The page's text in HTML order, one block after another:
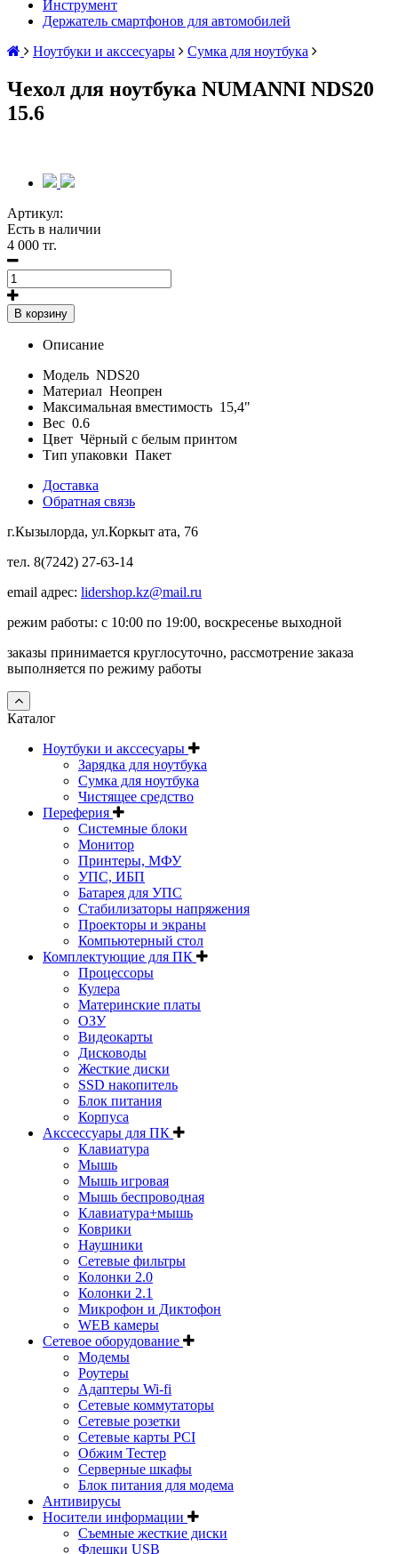
Инструмент
Держатель смартфонов для автомобилей
Ноутбуки и акссесуары
Сумка для ноутбука
Чехол для ноутбука NUMANNI NDS20
15.6
Артикул:
Есть в наличии
4 000 тг.
В корзину
Описание
Модель NDS20
Материал Неопрен
Максимальная вместимость 15,4"
Вес 0.6
Цвет Чёрный с белым принтом
Тип упаковки Пакет
Доставка
Обратная связь
г.Кызылорда, ул.Коркыт ата, 76
тел. 8(7242) 27-63-14
email адрес: lidershop.kz@mail.ru
режим работы: с 10:00 по 19:00, воскресенье выходной
заказы принимается круглосуточно, рассмотрение заказа
выполняется по режиму работы
Каталог
Ноутбуки и акссесуары
Зарядка для ноутбука
Сумка для ноутбука
Чистящее средство
Переферия
Системные блоки
Монитор
Принтеры, МФУ
УПС, ИБП
Батарея для УПС
Стабилизаторы напряжения
Проекторы и экраны
Компьютерный стол
Комплектующие для ПК
Процессоры
Кулера
Материнские платы
ОЗУ
Видеокарты
Дисководы
Жесткие диски
SSD накопитель
Блок питания
Корпуса
Акссессуары для ПК
Клавиатура
Мышь
Мышь игровая
Мышь беспроводная
Клавиатура+мышь
Коврики
Наушники
Сетевые фильтры
Колонки 2.0
Колонки 2.1
Микрофон и Диктофон
WEB камеры
Сетевое оборудование
Модемы
Роутеры
Адаптеры Wi-fi
Сетевые коммутаторы
Сетевые розетки
Сетевые карты PCI
Обжим Тестер
Серверные шкафы
Блок питания для модема
Антивирусы
Носители информации
Съемные жесткие диски
Флешки USB